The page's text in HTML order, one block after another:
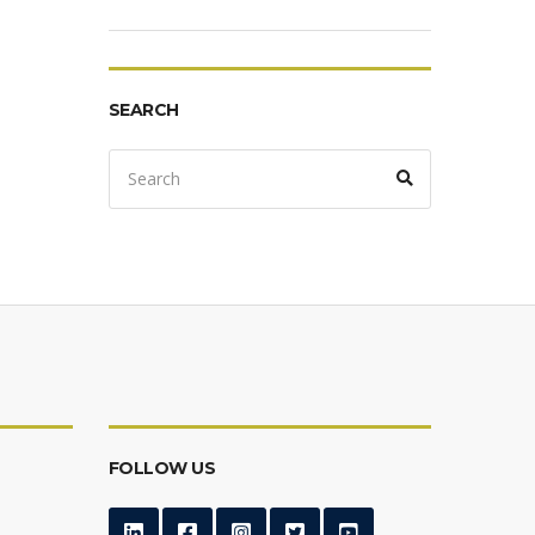
SEARCH
Search
for:
FOLLOW US